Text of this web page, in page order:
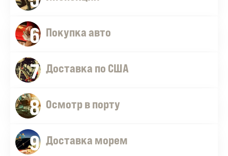
6 Покупка авто
7 Доставка по США
8 Осмотр в порту
9 Доставка морем